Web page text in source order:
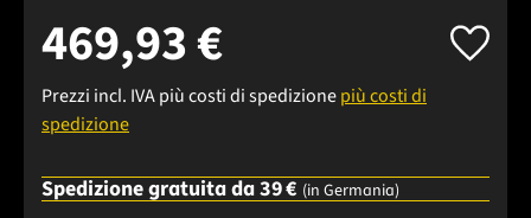
469,93 €
Prezzi incl. IVA più costi di spedizionepiù costi di
spedizione
Spedizione gratuita da 39 € (in Germania)